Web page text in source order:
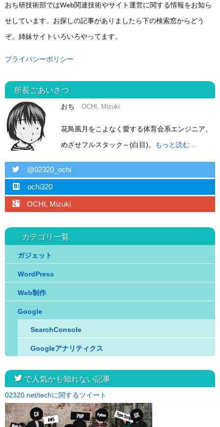
おち研技術部ではWeb関連技術やサイト運営に関する情報をお知ら
せしています。お探しの記事がありましたら下の検索窓からどう
ぞ。姉妹サイトいろいろやってます。
プライバシーポリシー
所長ごあいさつ
おち OCHI, Mizuki
花鳥風月をこよなく愛する体育会系エンジニア。
めざせフルスタック～(白目)。
もっと読む...
twitter @02320_ochi
hatebu ochi320
googleplus OCHI, Mizuki
カテゴリ一覧
ガジェット
WordPress
Web制作
Google
SearchConsole
Googleアナリティクス
twitterで人気かも知れない記事
02320.net/techに関するツイート